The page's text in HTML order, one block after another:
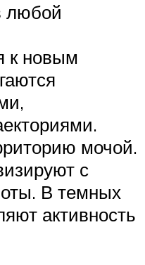
любой
к новым
мочой.
с
В темных
активность